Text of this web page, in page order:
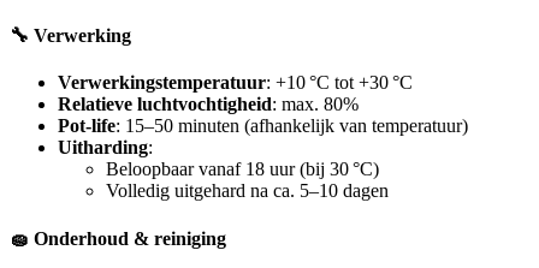
🔧 Verwerking
Verwerkingstemperatuur: +10 °C tot +30 °C
Relatieve luchtvochtigheid: max. 80%
Pot-life: 15–50 minuten (afhankelijk van temperatuur)
Uitharding:
Beloopbaar vanaf 18 uur (bij 30 °C)
Volledig uitgehard na ca. 5–10 dagen
🧽 Onderhoud & reiniging